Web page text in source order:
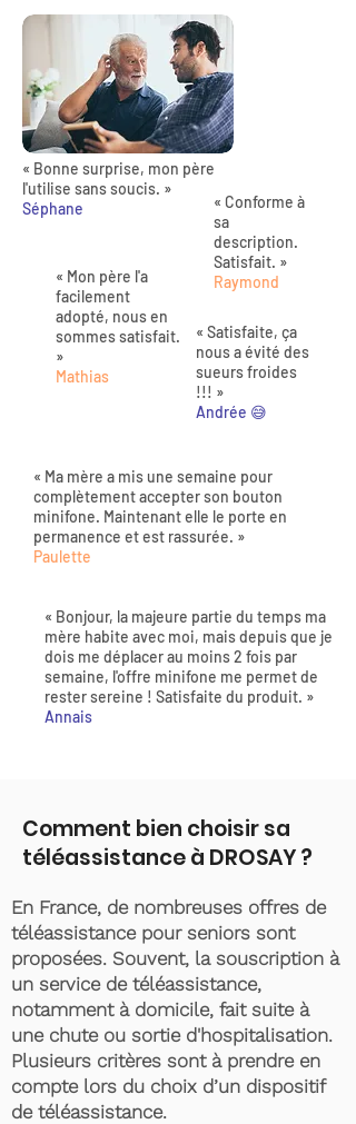
« Bonne surprise, mon père
l'utilise sans soucis. »
Séphane
« Mon père l'a
facilement
adopté, nous en
sommes satisfait.
»
Mathias
« Conforme à
sa
description.
Satisfait. »
Raymond
« Satisfaite, ça
nous a évité des
sueurs froides
!!! »
Andrée 😅
« Ma mère a mis une semaine pour
complètement accepter son bouton
minifone. Maintenant elle le porte en
permanence et est rassurée. »
Paulette
« Bonjour, la majeure partie du temps ma
mère habite avec moi, mais depuis que je
dois me déplacer au moins 2 fois par
semaine, l'offre minifone me permet de
rester sereine ! Satisfaite du produit. »
Annais
Comment bien choisir sa
téléassistance à DROSAY ?
En France, de nombreuses offres de
téléassistance pour seniors sont
proposées. Souvent, la souscription à
un service de téléassistance,
notamment à domicile, fait suite à
une chute ou sortie d'hospitalisation.
Plusieurs critères sont à prendre en
compte lors du choix d’un dispositif
de téléassistance.